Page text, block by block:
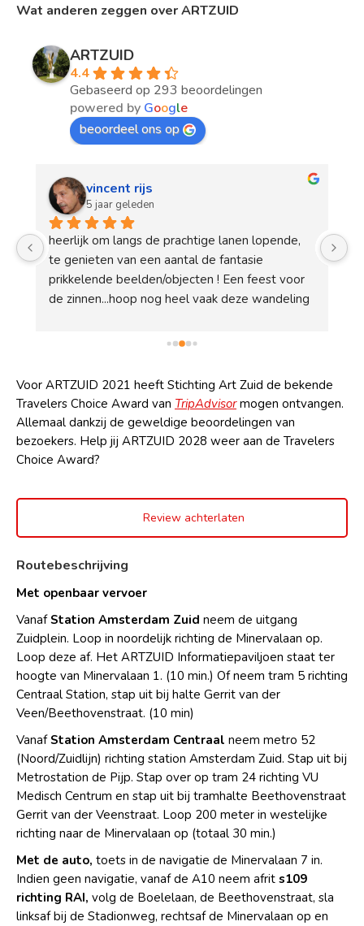
Wat anderen zeggen over ARTZUID
ARTZUID
4.4
Gebaseerd op 293 beoordelingen
powered by Google
beoordeel ons op
vincent rijs
5 jaar geleden
heerlijk om langs de prachtige lanen lopende,
te genieten van een aantal de fantasie
prikkelende beelden/objecten ! Een feest voor
de zinnen...hoop nog heel vaak deze wandeling
Voor ARTZUID 2021 heeft Stichting Art Zuid de bekende
Travelers Choice Award van TripAdvisor mogen ontvangen.
Allemaal dankzij de geweldige beoordelingen van
bezoekers. Help jij ARTZUID 2028 weer aan de Travelers
Choice Award?
Review achterlaten
Routebeschrijving
Met openbaar vervoer
VanafStation Amsterdam Zuid neem de uitgang
Zuidplein. Loop in noordelijk richting de Minervalaan op.
Loop deze af. Het ARTZUID Informatiepaviljoen staat ter
hoogte van Minervalaan 1. (10 min.) Of neem tram 5 richting
Centraal Station, stap uit bij halte Gerrit van der
Veen/Beethovenstraat. (10 min)
VanafStation Amsterdam Centraal neem metro 52
(Noord/Zuidlijn) richting station Amsterdam Zuid. Stap uit bij
Metrostation de Pijp. Stap over op tram 24 richting VU
Medisch Centrum en stap uit bij tramhalte Beethovenstraat
Gerrit van der Veenstraat. Loop 200 meter in westelijke
richting naar de Minervalaan op (totaal 30 min.)
Met de auto, toets in de navigatie de Minervalaan 7 in.
Indien geen navigatie, vanaf de A10 neem afrit s109
richting RAI, volg de Boelelaan, de Beethovenstraat, sla
linksaf bij de Stadionweg, rechtsaf de Minervalaan op en